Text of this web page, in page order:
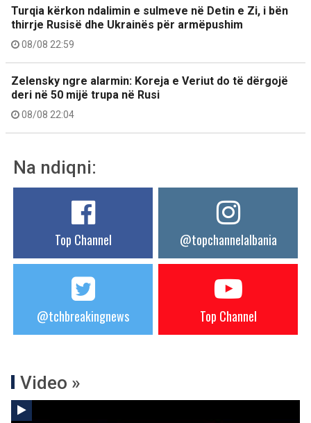
Turqia kërkon ndalimin e sulmeve në Detin e Zi, i bën
thirrje Rusisë dhe Ukrainës për armëpushim
08/08 22:59
Zelensky ngre alarmin: Koreja e Veriut do të dërgojë
deri në 50 mijë trupa në Rusi
08/08 22:04
Na ndiqni:
Top Channel @topchannelalbania
@tchbreakingnews Top Channel
Video »